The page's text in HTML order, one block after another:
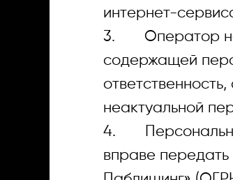
интернет-
3. Оператор не
содержащей
неактуальной
4.
вправе